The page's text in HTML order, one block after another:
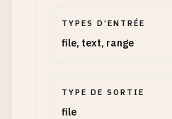
TYPES D’ENTRÉE
file, text, range
TYPE DE SORTIE
file